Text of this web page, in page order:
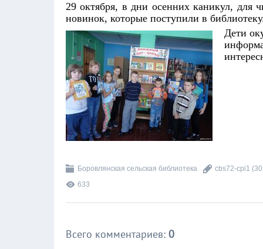
29 октября, в дни осенних каникул, для
новинок, которые поступили в
Дети
Боровлянская сельская библиотека cbs72-cpi1
633
Всего комментариев: 0